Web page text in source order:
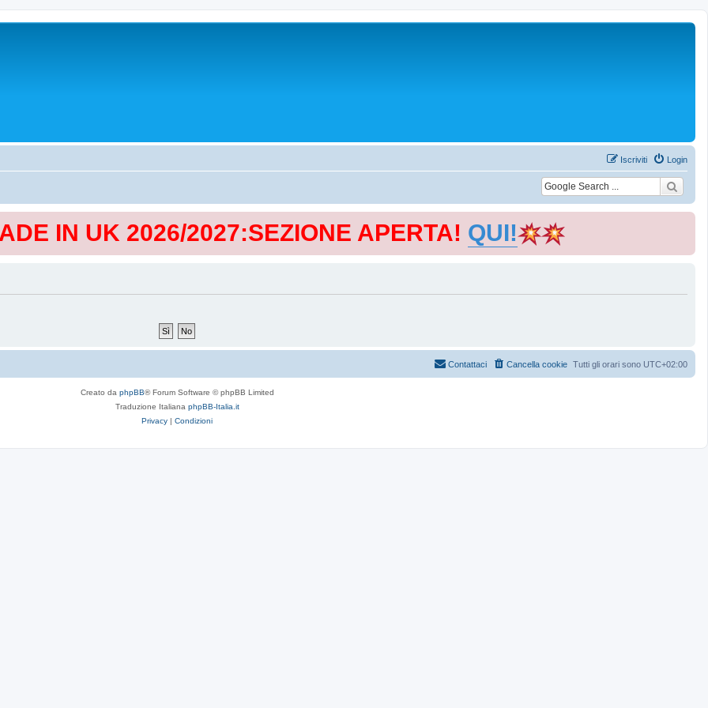
Login
Iscriviti
IN UK 2026/2027:SEZIONE APERTA! QUI!
Tutti gli orari sono UTC+02:00
Cancella cookie
Contattaci
Creato da phpBB® Forum Software © phpBB Limited
Traduzione Italiana phpBB-Italia.it
Privacy | Condizioni